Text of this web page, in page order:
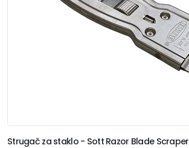
Strugač za staklo - Sott Razor Blade Scraper